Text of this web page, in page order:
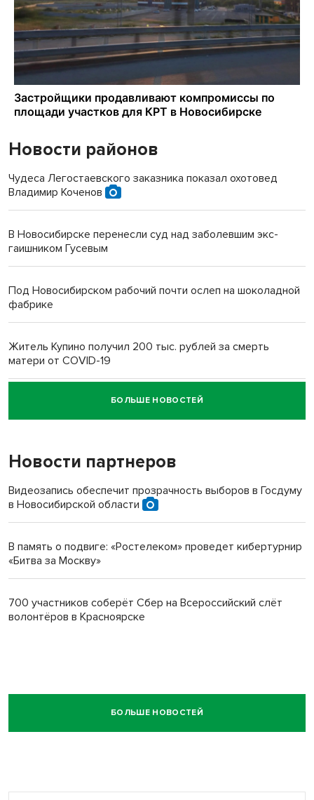
Новости районов
Чудеса Легостаевского заказника показал охотовед
Владимир Коченов
В Новосибирске перенесли суд над заболевшим экс-
гаишником Гусевым
Под Новосибирском рабочий почти ослеп на шоколадной
фабрике
Житель Купино получил 200 тыс. рублей за смерть
матери от COVID-19
Новосибирский суд наказал водителя за смерть
пенсионерки на вокзале
БОЛЬШЕ НОВОСТЕЙ
Новости партнеров
Видеозапись обеспечит прозрачность выборов в Госдуму
в Новосибирской области
В память о подвиге: «Ростелеком» проведет кибертурнир
«Битва за Москву»
700 участников соберёт Сбер на Всероссийский слёт
волонтёров в Красноярске
БОЛЬШЕ НОВОСТЕЙ